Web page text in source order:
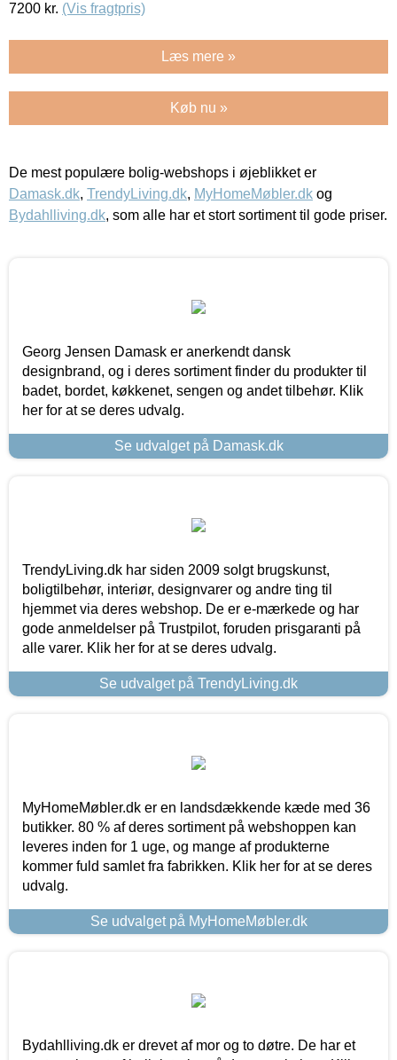
7200 kr. (Vis fragtpris)
Læs mere »
Køb nu »
De mest populære bolig-webshops i øjeblikket er
Damask.dk, TrendyLiving.dk, MyHomeMøbler.dk og
Bydahlliving.dk, som alle har et stort sortiment til gode priser.
Georg Jensen Damask er anerkendt dansk
designbrand, og i deres sortiment finder du produkter til
badet, bordet, køkkenet, sengen og andet tilbehør. Klik
her for at se deres udvalg.
Se udvalget på Damask.dk
TrendyLiving.dk har siden 2009 solgt brugskunst,
boligtilbehør, interiør, designvarer og andre ting til
hjemmet via deres webshop. De er e-mærkede og har
gode anmeldelser på Trustpilot, foruden prisgaranti på
alle varer. Klik her for at se deres udvalg.
Se udvalget på TrendyLiving.dk
MyHomeMøbler.dk er en landsdækkende kæde med 36
butikker. 80 % af deres sortiment på webshoppen kan
leveres inden for 1 uge, og mange af produkterne
kommer fuld samlet fra fabrikken. Klik her for at se deres
udvalg.
Se udvalget på MyHomeMøbler.dk
Bydahlliving.dk er drevet af mor og to døtre. De har et